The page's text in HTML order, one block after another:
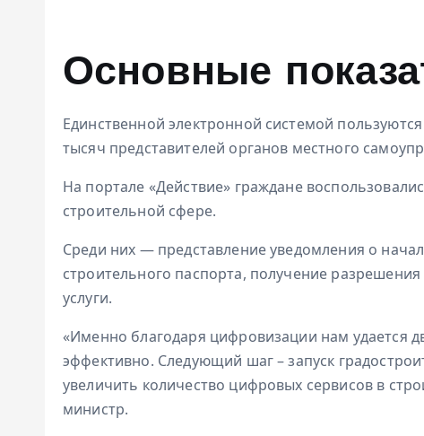
Основные
Единственной электронной системой
тысяч представителей органов местного
На портале «Действие» граждане
строительной сфере.
Среди них — представление уведомления о
строительного паспорта, получение
услуги.
«Именно благодаря цифровизации нам удается
эффективно. Следующий шаг – запуск
увеличить количество цифровых сервисов в
министр.